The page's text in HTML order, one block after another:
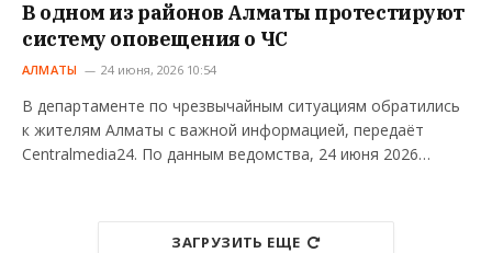
В одном из районов Алматы протестируют
систему оповещения о ЧС
АЛМАТЫ 24 июня, 2026 10:54
В департаменте по чрезвычайным ситуациям обратились
к жителям Алматы с важной информацией, передаёт
Centralmedia24. По данным ведомства, 24 июня 2026…
ЗАГРУЗИТЬ ЕЩЕ